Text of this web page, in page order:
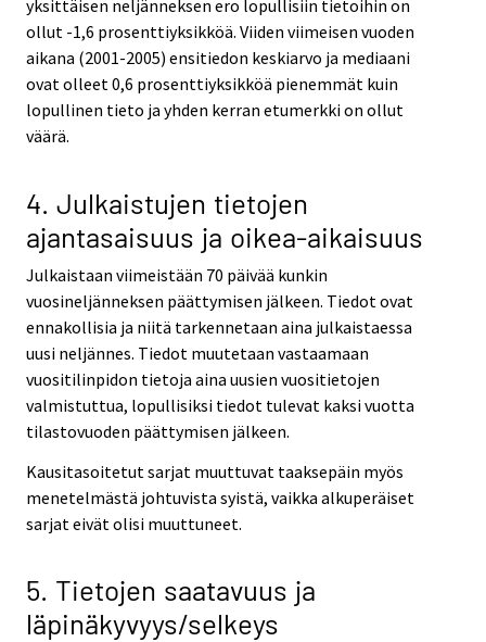
yksittäisen neljänneksen ero lopullisiin tietoihin on
ollut -1,6 prosenttiyksikköä. Viiden viimeisen vuoden
aikana (2001-2005) ensitiedon keskiarvo ja mediaani
ovat olleet 0,6 prosenttiyksikköä pienemmät kuin
lopullinen tieto ja yhden kerran etumerkki on ollut
väärä.
4. Julkaistujen tietojen
ajantasaisuus ja oikea-aikaisuus
Julkaistaan viimeistään 70 päivää kunkin
vuosineljänneksen päättymisen jälkeen. Tiedot ovat
ennakollisia ja niitä tarkennetaan aina julkaistaessa
uusi neljännes. Tiedot muutetaan vastaamaan
vuositilinpidon tietoja aina uusien vuositietojen
valmistuttua, lopullisiksi tiedot tulevat kaksi vuotta
tilastovuoden päättymisen jälkeen.
Kausitasoitetut sarjat muuttuvat taaksepäin myös
menetelmästä johtuvista syistä, vaikka alkuperäiset
sarjat eivät olisi muuttuneet.
5. Tietojen saatavuus ja
läpinäkyvyys/selkeys